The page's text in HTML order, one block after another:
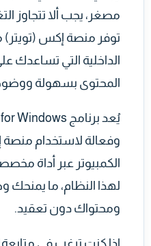
توفر منصة إكس
الداخلية التي تساعدك
المحتوى بسهولة
وفعالة لاستخدام
الكمبيوتر عبر أداة
لهذا النظام، ما يمنحك
ومحتواك دون تعقيد.
إذا كنت ترغب في متابعة